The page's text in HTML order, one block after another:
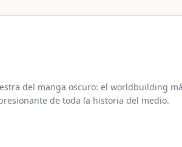
del manga oscuro: el worldbuilding
de toda la historia del medio.